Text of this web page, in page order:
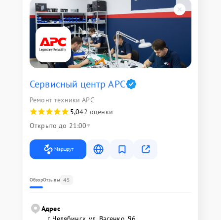
Сервисный центр APC
Ремонт техники APC
5,042 оценки
Открыто до 21:00
Маршрут
ОбзорОтзывы 45
Адрес